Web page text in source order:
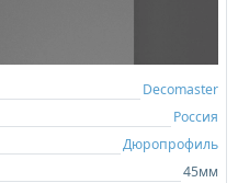
Decomaster
Россия
Дюропрофиль
45мм